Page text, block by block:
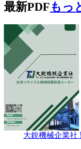
最新PDFもっ
大銳機械企業社